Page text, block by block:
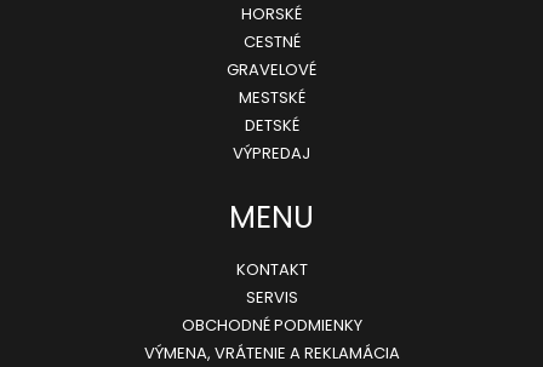
HORSKÉ
CESTNÉ
GRAVELOVÉ
MESTSKÉ
DETSKÉ
VÝPREDAJ
MENU
KONTAKT
SERVIS
OBCHODNÉ PODMIENKY
VÝMENA, VRÁTENIE A REKLAMÁCIA